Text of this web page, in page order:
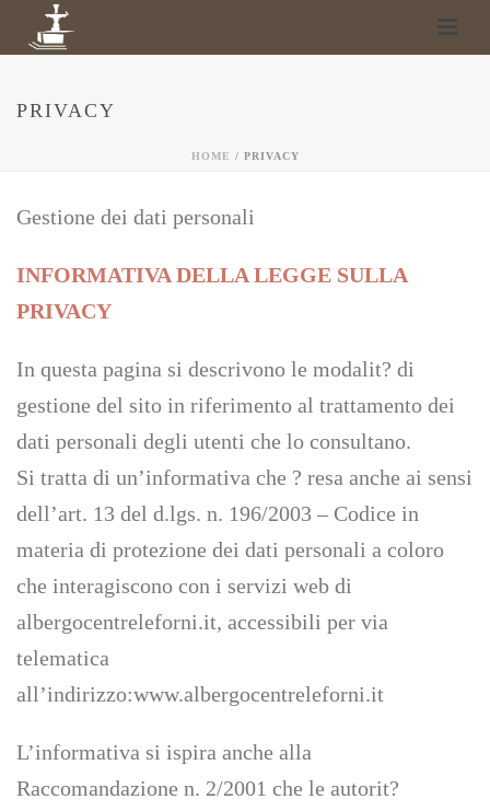
PRIVACY
HOME / PRIVACY
Gestione dei dati personali
INFORMATIVA DELLA LEGGE SULLA
PRIVACY
In questa pagina si descrivono le modalit? di
gestione del sito in riferimento al trattamento dei
dati personali degli utenti che lo consultano.
Si tratta di un’informativa che ? resa anche ai sensi
dell’art. 13 del d.lgs. n. 196/2003 – Codice in
materia di protezione dei dati personali a coloro
che interagiscono con i servizi web di
albergocentreleforni.it, accessibili per via
telematica
all’indirizzo:www.albergocentreleforni.it
L’informativa si ispira anche alla
Raccomandazione n. 2/2001 che le autorit?